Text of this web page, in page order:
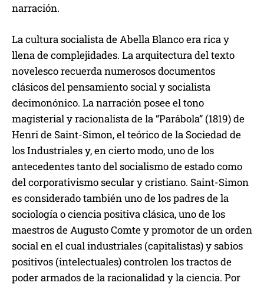
narración.
La cultura socialista de Abella Blanco era rica y
llena de complejidades. La arquitectura del texto
novelesco recuerda numerosos documentos
clásicos del pensamiento social y socialista
decimonónico. La narración posee el tono
magisterial y racionalista de la “Parábola” (1819) de
Henri de Saint-Simon, el teórico de la Sociedad de
los Industriales y, en cierto modo, uno de los
antecedentes tanto del socialismo de estado como
del corporativismo secular y cristiano. Saint-Simon
es considerado también uno de los padres de la
sociología o ciencia positiva clásica, uno de los
maestros de Augusto Comte y promotor de un orden
social en el cual industriales (capitalistas) y sabios
positivos (intelectuales) controlen los tractos de
poder armados de la racionalidad y la ciencia. Por